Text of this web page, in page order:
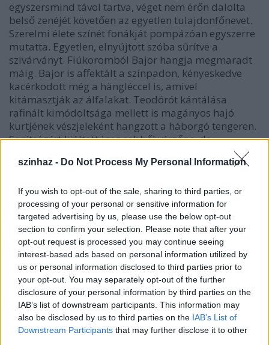
szinhaz - Do Not Process My Personal Information
If you wish to opt-out of the sale, sharing to third parties, or
processing of your personal or sensitive information for
targeted advertising by us, please use the below opt-out
section to confirm your selection. Please note that after your
opt-out request is processed you may continue seeing
interest-based ads based on personal information utilized by
us or personal information disclosed to third parties prior to
your opt-out. You may separately opt-out of the further
disclosure of your personal information by third parties on the
IAB’s list of downstream participants. This information may
also be disclosed by us to third parties on the IAB’s List of
Downstream Participants that may further disclose it to other
egyszersmind távol tartva, véget nem érőn dalolta
belső zenéjét követően az egyetlen tulajdonfőnevet.
Szerelmi élete színét fonákját pompázóan egyszerre
mutatta. Egyetlen, elnyújtott szóba sűrítve a
szivárványt. Fiúkoromból Bajor hangja megmaradt
máig. Bajor is affektált a színpadon, kényeskedve
kacérkodott még a hängléccel is, amivel
kitámasztják az álfalakat. Teodórót kántálása
rafinált kimódoltsága mellett is magányos hajó
kürtjének vészjeleként hangzott a háborgó tengeren.
Segítségért kiáltott igaz sebből vérzően, de
Tornyi
Ildikó,
Eszenyi
Enikő
Gyarmathy Ágnesjelmezei félreérthetetlenül
közlik: az előadás VALAMIKOR játszódik. Ha innen
nézzük: mai viseletek, ha onnan nézzük: történelmi
múlt. Menczel Róbert bő díszlete akár egy
bemutatómozi előcsarnoka a hangosfilm kezdetein.
Túlméretezettsége ajándék a rendezőnek: nem sok
bajlódás esik, mi merre van a grófnő házában. Ki-ki